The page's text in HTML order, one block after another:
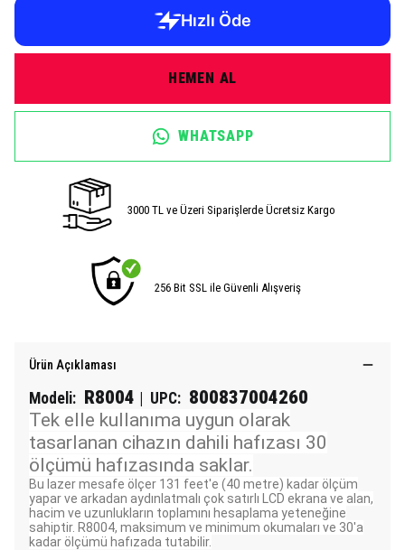
HEMEN AL
WHATSAPP
3000 TL ve Üzeri Siparişlerde Ücretsiz Kargo
256 Bit SSL ile Güvenli Alışveriş
Ürün Açıklaması
Modeli: R8004 UPC: 800837004260
Tek elle kullanıma uygun olarak
tasarlanan cihazın dahili hafızası 30
ölçümü hafızasında saklar.
Bu lazer mesafe ölçer 131 feet'e (40 metre) kadar ölçüm
yapar ve arkadan aydınlatmalı çok satırlı LCD ekrana ve alan,
hacim ve uzunlukların toplamını hesaplama yeteneğine
sahiptir. R8004, maksimum ve minimum okumaları ve 30'a
kadar ölçümü hafızada tutabilir.